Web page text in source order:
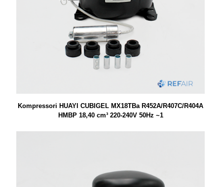
Kompressori HUAYI CUBIGEL MX18TBa R452A/R407C/R404A
HMBP 18,40 cm³ 220-240V 50Hz ~1